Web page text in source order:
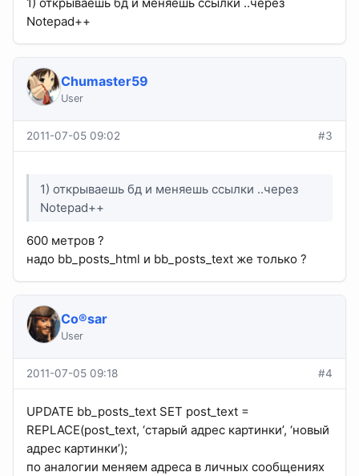
1) открываешь бд и меняешь ссылки ..через
Notepad++
Chumaster59
User
2011-07-05 09:02 #3
1) открываешь бд и меняешь ссылки ..через
Notepad++
600 метров ?
надо bb_posts_html и bb_posts_text же только ?
Co®sar
User
2011-07-05 09:18 #4
UPDATE bb_posts_text SET post_text =
REPLACE(post_text, ‘старый адрес картинки’, ‘новый
адрес картинки’);
по аналогии меняем адреса в личных сообщениях